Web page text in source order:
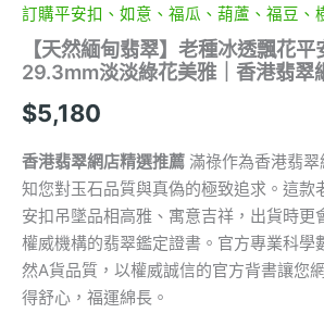
訂購平安扣、如意、福瓜、葫蘆、福豆、
【天然緬甸翡翠】老種冰透飄花平
29.3mm淡淡綠花美雅｜香港翡翠
$5,180
香港翡翠網店精選推薦 滿祿作為香港翡
知您對玉石品質與真偽的極致追求。這款
安扣吊墜品相高雅、寓意吉祥，出貨時更
權威機構的翡翠鑑定證書。官方專業科學
然A貨品質，以權威誠信的官方背書讓您
得舒心，福運綿長。